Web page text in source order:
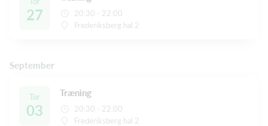
27
20:30 - 22:00
Frederiksberg hal 2
September
Tor
03
Træning
20:30 - 22:00
Frederiksberg hal 2